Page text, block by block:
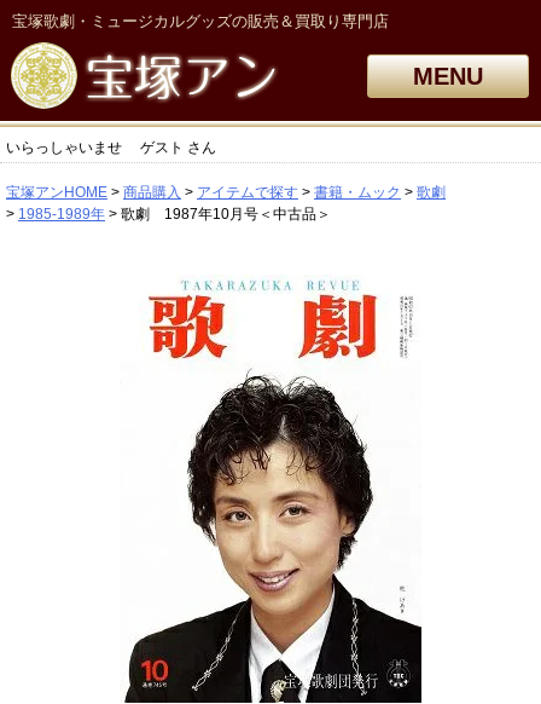
宝塚歌劇・ミュージカルグッズの販売＆買取り専門店
MENU
いらっしゃいませ ゲスト さん
宝塚アンHOME 商品購入 アイテムで探す 書籍・ムック
歌劇
1985-1989年
歌劇 1987年10月号＜中古品＞